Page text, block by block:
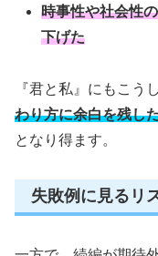
時事性や社会性
下げた
『君と私』にもこう
わり方に余白を残し
となり得ます。
失敗例に見るリ